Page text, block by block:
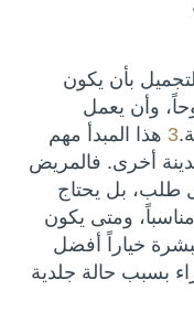
بأن يكون
وأن يعمل
3 هذا المبدأ مهم
أخرى. فالمريض
طلب، بل يحتاج
ومتى يكون
خياراً أفضل
بسبب حالة جلدية